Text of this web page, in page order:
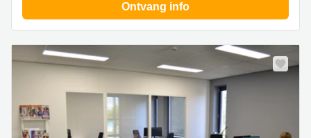
Ontvang info